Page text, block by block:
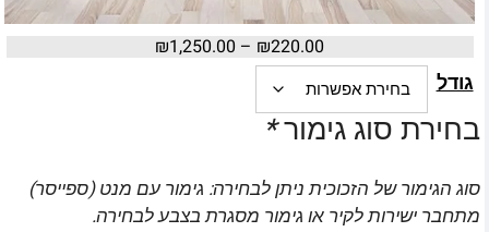
₪220.00
–
₪1,250.00
גודל
בחירת סוג גימור*
סוג הגימור של הזכוכית ניתן לבחירה: גימור עם מנט (ספייסר)
מתחבר ישירות לקיר או גימור מסגרת בצבע לבחירה.